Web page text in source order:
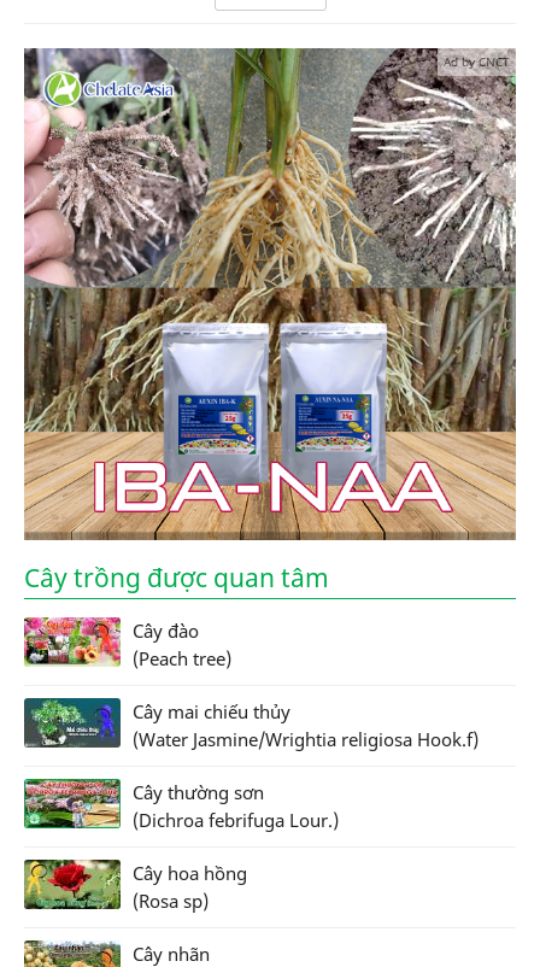
Ad by CNCT
Cây trồng được quan tâm
Cây đào
(Peach tree)
Cây mai chiếu thủy
(Water Jasmine/Wrightia religiosa Hook.f)
Cây thường sơn
(Dichroa febrifuga Lour.)
Cây hoa hồng
(Rosa sp)
Cây nhãn